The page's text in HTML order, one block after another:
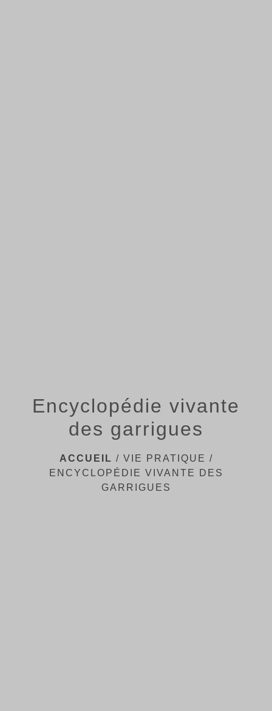
Encyclopédie vivante
des garrigues
ACCUEIL / VIE PRATIQUE /
ENCYCLOPÉDIE VIVANTE DES
GARRIGUES